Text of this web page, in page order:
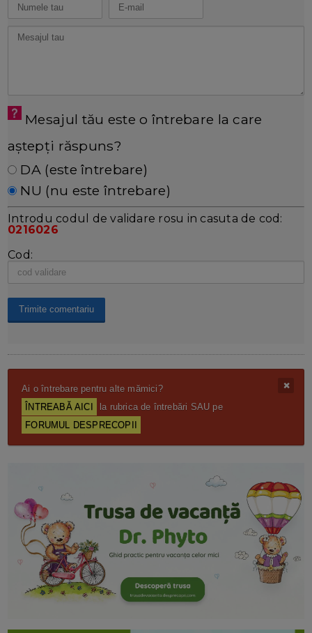
Mesajul tău este o întrebare la care
aștepți răspuns?
DA (este întrebare)
NU (nu este întrebare)
Introdu codul de validare rosu in casuta de cod:
0216026
Cod:
Ai o întrebare pentru alte mămici?
ÎNTREABĂ AICI
la rubrica de întrebări SAU pe
FORUMUL DESPRECOPII